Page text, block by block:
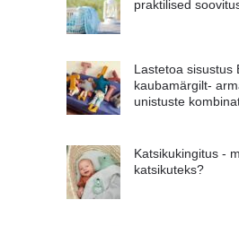
praktilised
Lastetoa sisustus
kaubamärgilt-
unistuste
Katsikukingitus -
katsikuteks?